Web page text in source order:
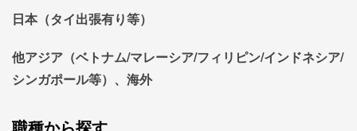
日本（タイ出張有り等）
他アジア（ベトナム/マレーシア/フィリピン/インドネシア/
シンガポール等）、海外